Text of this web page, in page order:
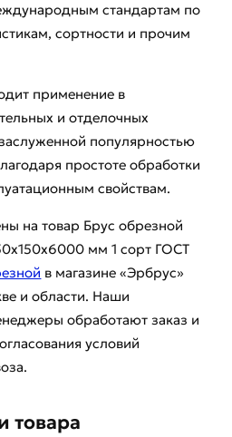
стандартам по
сортности и прочим
применение в
и отделочных
популярностью
простоте обработки
свойствам.
на товар Брус обрезной
мм 1 сорт ГОСТ
в магазине «Эрбрус»
и области. Наши
обработают заказ и
условий
товара